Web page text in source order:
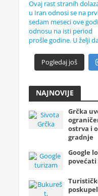
Pogledaj još
NAJNOVIJE
Grčka
ostrva i
gradnje
Google